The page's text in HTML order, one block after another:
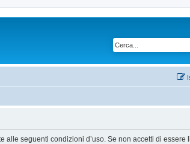
alle seguenti condizioni d’uso. Se non accetti di essere